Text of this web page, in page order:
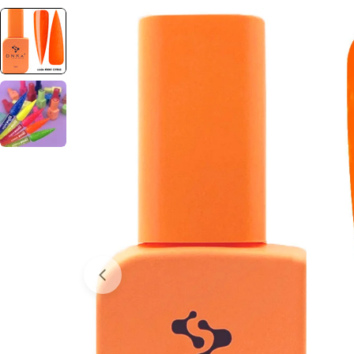
Отвори медия 0 в прозорец